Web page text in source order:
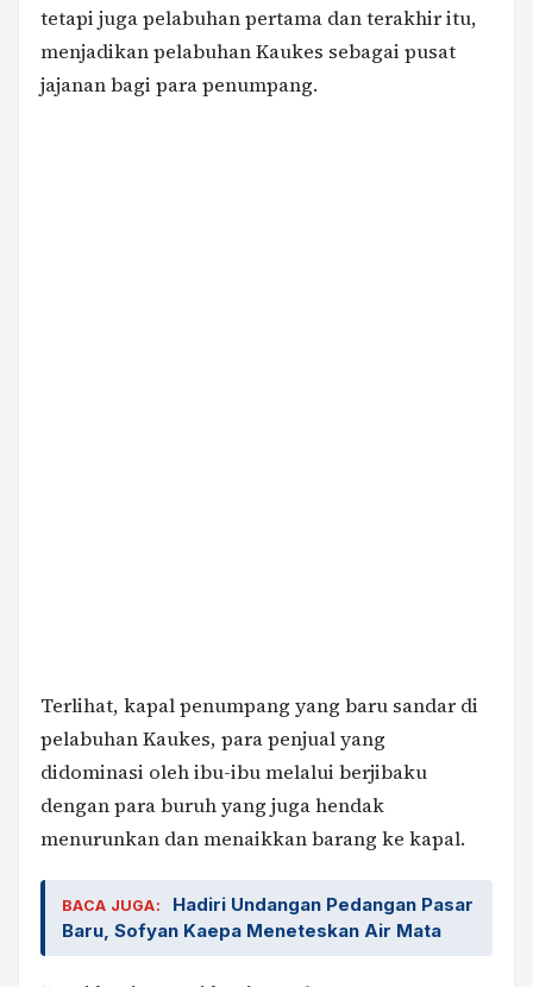
tetapi juga pelabuhan pertama dan terakhir itu,
menjadikan pelabuhan Kaukes sebagai pusat
jajanan bagi para penumpang.
Terlihat, kapal penumpang yang baru sandar di
pelabuhan Kaukes, para penjual yang
didominasi oleh ibu-ibu melalui berjibaku
dengan para buruh yang juga hendak
menurunkan dan menaikkan barang ke kapal.
BACA JUGA:
Hadiri Undangan Pedangan Pasar
Baru, Sofyan Kaepa Meneteskan Air Mata